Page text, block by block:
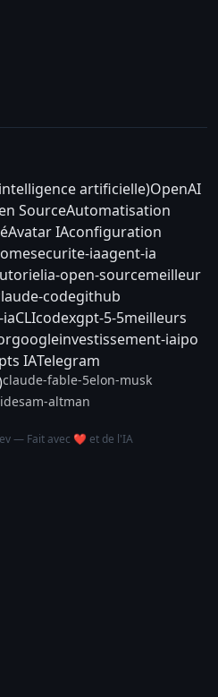
artificielle)OpenAI
SourceAutomatisation
Avatar IAconfiguration
securite-iaagent-ia
ia-open-sourcemeilleur
codegithub
CLIcodexgpt-5-5meilleurs
googleinvestissement-iaipo
IATelegram
claude-fable-5elon-musk
sam-altman
— Fait avec ❤️ et de l'IA